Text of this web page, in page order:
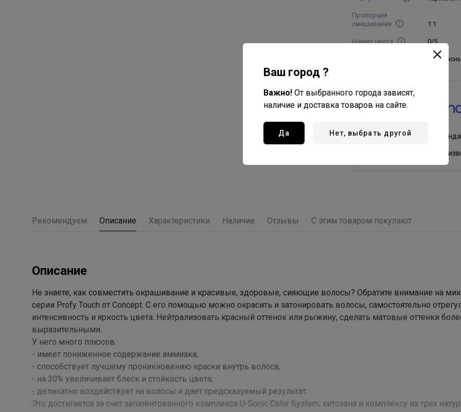
Пропорция
смешивания
1:1
Номер цвета 0/5
0/5
Concept
Россия - страна бренда
Россия - страна
Рекомендуем Описание Характеристики Наличие Отзывы С этим товаром покупают
Описание
Не знаете, как совместить окрашивание и красивые, здоровые, сияющие волосы? Обратите внимание на
серии Profy Touch от Concept. С его помощью можно окрасить и затонировать волосы, самостоятельно
интенсивность и яркость цвета. Нейтрализовать красный оттенок или рыжину, сделать матовые оттенки
выразительными.
У него много плюсов:
- имеет пониженное содержание аммиака;
- способствует лучшему проникновению краски внутрь волоса;
- на 30% увеличивает блеск и стойкость цвета;
- деликатно воздействует на волосы и дает предсказуемый результат.
Это достигается за счет запатентованного комплекса U-Sonic Color System, хитозана и комплексу из трех
Ваш город ?
Важно! От выбранного города зависят,
наличие и доставка товаров на сайте.
Да Нет, выбрать другой